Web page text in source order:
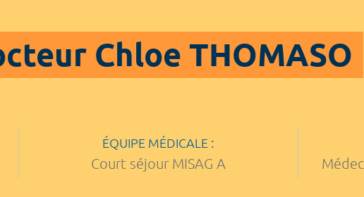
Chloe THOMASO
ÉQUIPE MÉDICALE :
Court séjour MISAG A